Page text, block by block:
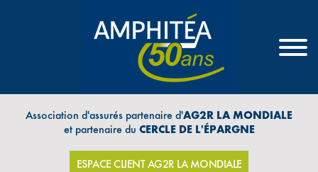
Association d'assurés partenaire d'AG2R LA MONDIALE
et partenaire du CERCLE DE L'ÉPARGNE
ESPACE CLIENT AG2R LA MONDIALE